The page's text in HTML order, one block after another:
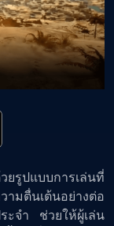
ยรูปแบบการเล่นที่
มตื่นเต้นอย่างต่อ
ะจำ ช่วยให้ผู้เล่น